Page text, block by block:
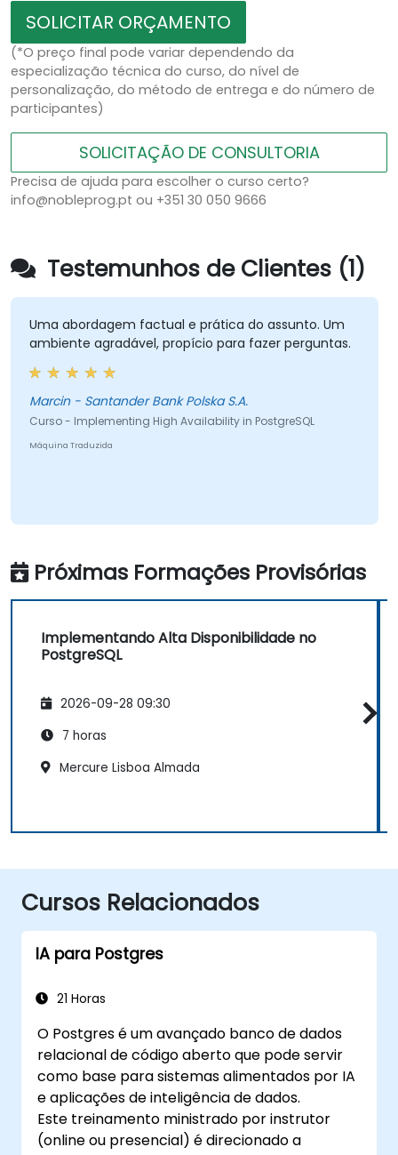
SOLICITAR ORÇAMENTO
(*O preço final pode variar dependendo da
especialização técnica do curso, do nível de
personalização, do método de entrega e do número de
participantes)
SOLICITAÇÃO DE CONSULTORIA
Precisa de ajuda para escolher o curso certo?
info@nobleprog.pt ou +351 30 050 9666
Testemunhos de Clientes (1)
Uma abordagem factual e prática do assunto. Um
ambiente agradável, propício para fazer perguntas.
Marcin - Santander Bank Polska S.A.
Curso - Implementing High Availability in PostgreSQL
Máquina Traduzida
Próximas Formações Provisórias
Implementando Alta Disponibilidade no
PostgreSQL
2026-09-28 09:30
7 horas
Mercure Lisboa Almada
Cursos Relacionados
IA para Postgres
21 Horas
O Postgres é um avançado banco de dados
relacional de código aberto que pode servir
como base para sistemas alimentados por IA
e aplicações de inteligência de dados.
Este treinamento ministrado por instrutor
(online ou presencial) é direcionado a